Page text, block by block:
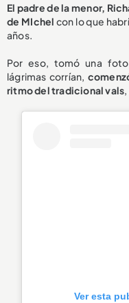
El padre de la menor,
de MIchel con lo que
años.
Por eso, tomó una
lágrimas corrían,
ritmo del tradicional vals
Ver esta